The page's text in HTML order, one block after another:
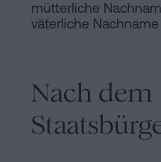
mütterliche
väterliche
Nach dem